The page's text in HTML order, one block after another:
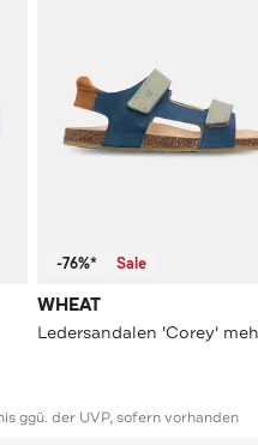
-76%* Sale
WHEAT
ggü. der UVP, sofern vorhanden